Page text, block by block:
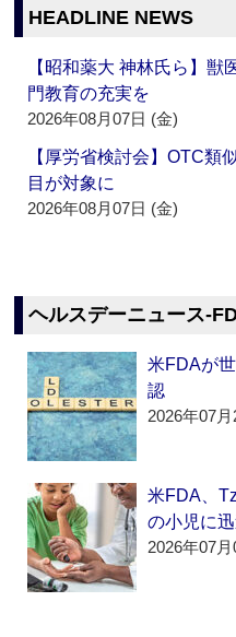
HEADLINE NEWS
【昭和薬大 神林氏ら】獣
門教育の充実を
2026年08月07日 (金)
【厚労省検討会】OTC類
目が対象に
2026年08月07日 (金)
ヘルスデーニュース
米FDAが
認
2026年07
米FDA、
の小児に
2026年07